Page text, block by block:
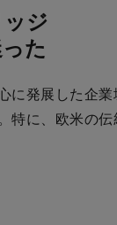
ジ
た
発展した企
特に、欧米の